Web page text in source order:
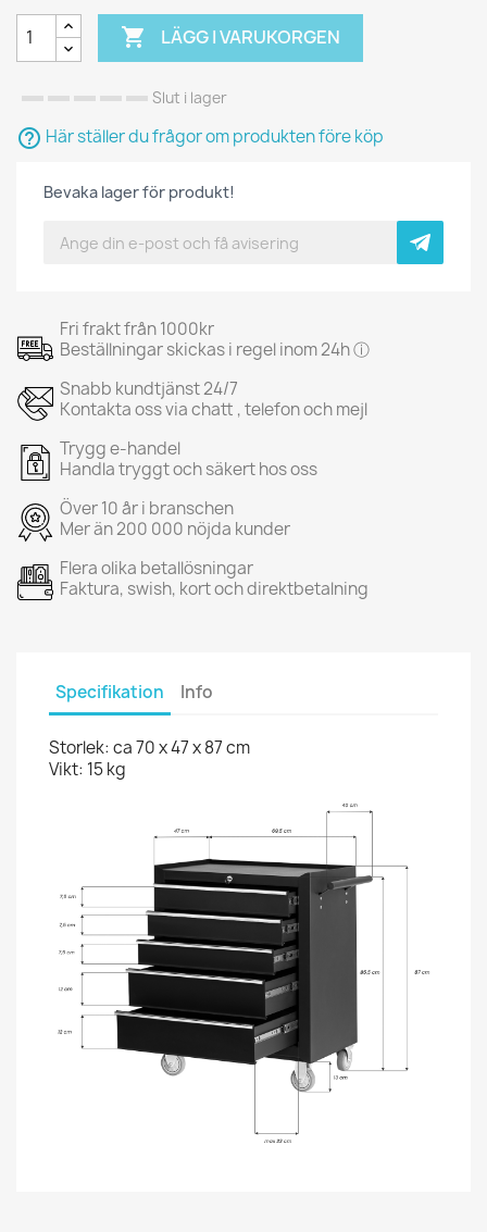
 LÄGG I VARUKORGEN
Slut i lager
help_outline Här ställer du frågor om produkten före köp
Bevaka lager för produkt!
Fri frakt från 1000kr
Beställningar skickas i regel inom 24h ⓘ
Snabb kundtjänst 24/7
Kontakta oss via chatt , telefon och mejl
Trygg e-handel
Handla tryggt och säkert hos oss
Över 10 år i branschen
Mer än 200 000 nöjda kunder
Flera olika betallösningar
Faktura, swish, kort och direktbetalning
Specifikation Info
Storlek: ca 70 x 47 x 87 cm
Vikt: 15 kg